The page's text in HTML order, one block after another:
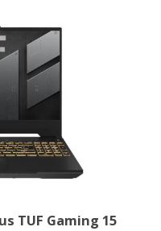
TUF Gaming 15